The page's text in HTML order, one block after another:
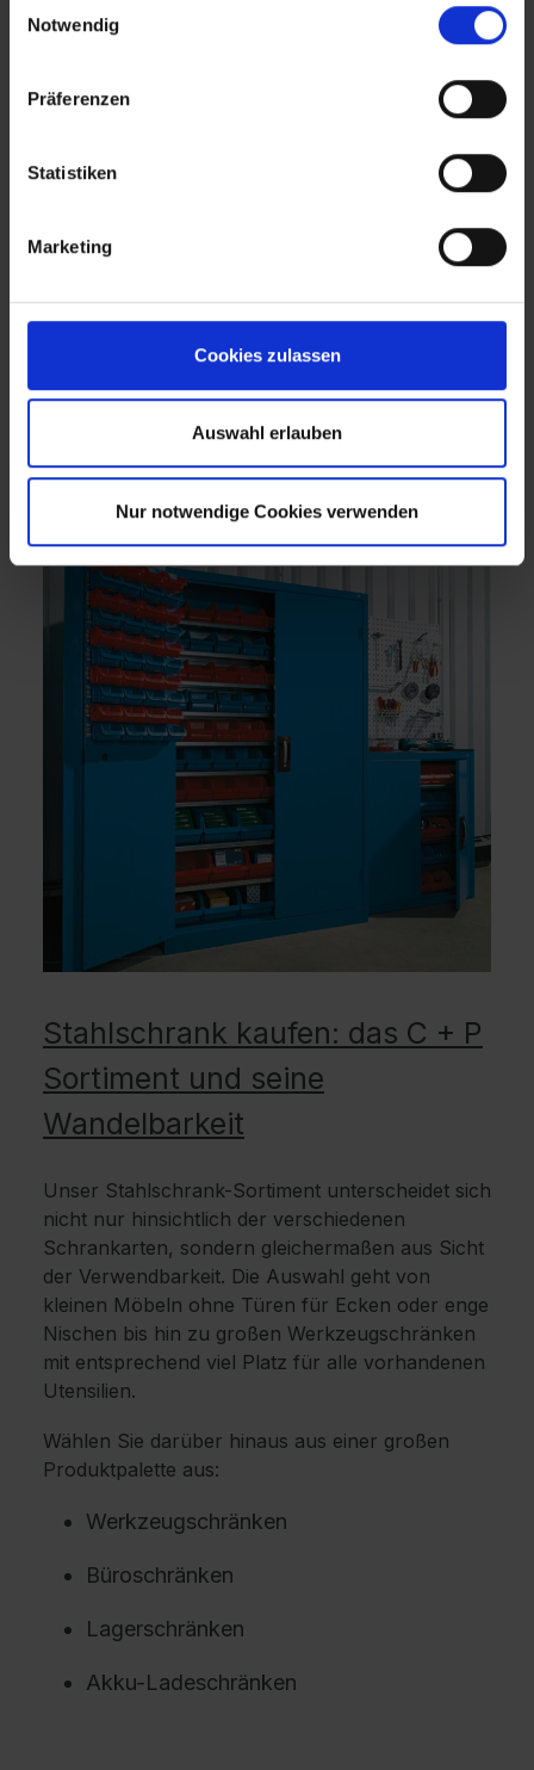
Notwendig
Präferenzen
Statistiken
Marketing
Cookies zulassen
Auswahl erlauben
Nur notwendige Cookies verwenden
Stahlschrank kaufen: das C + P
Sortiment und seine
Wandelbarkeit
Unser Stahlschrank-Sortiment unterscheidet sich
nicht nur hinsichtlich der verschiedenen
Schrankarten, sondern gleichermaßen aus Sicht
der Verwendbarkeit. Die Auswahl geht von
kleinen Möbeln ohne Türen für Ecken oder enge
Nischen bis hin zu großen Werkzeugschränken
mit entsprechend viel Platz für alle vorhandenen
Utensilien.
Wählen Sie darüber hinaus aus einer großen
Produktpalette aus:
Werkzeugschränken
Büroschränken
Lagerschränken
Akku-Ladeschränken